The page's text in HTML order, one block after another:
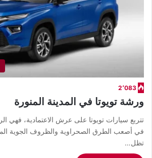
2٬083
ورشة تويوتا في المدينة المنورة
​تتربع سيارات تويوتا على عرش الاعتمادية، فهي
في أصعب الطرق الصحراوية والظروف الجوية
تظل…